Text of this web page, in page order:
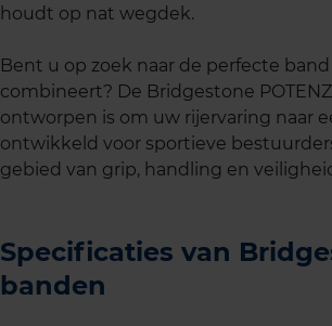
houdt op nat wegdek.
Bent u op zoek naar de perfecte
combineert? De Bridgestone
ontworpen is om uw rijervaring naar
ontwikkeld voor sportieve
gebied van grip, handling en
Specificaties van
banden